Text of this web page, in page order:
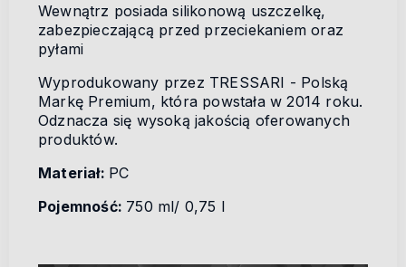
Wewnątrz posiada silikonową uszczelkę,
zabezpieczającą przed przeciekaniem oraz
pyłami
Wyprodukowany przez TRESSARI - Polską
Markę Premium, która powstała w 2014 roku.
Odznacza się wysoką jakością oferowanych
produktów.
Materiał: PC
Pojemność: 750 ml/ 0,75 l